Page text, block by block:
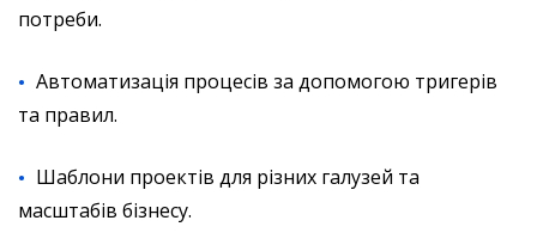
потреби.
Автоматизація процесів за допомогою тригерів
та правил.
Шаблони проектів для різних галузей та
масштабів бізнесу.